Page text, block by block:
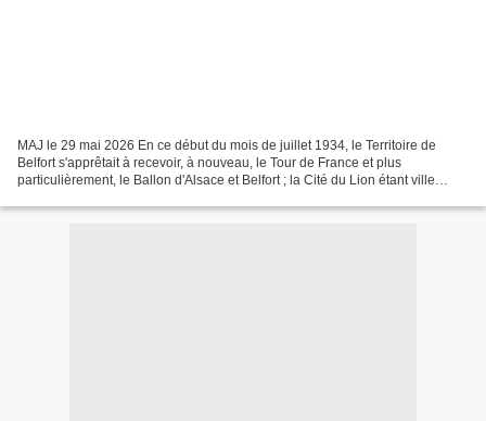
MAJ le 29 mai 2026 En ce début du mois de juillet 1934, le Territoire de
Belfort s'apprêtait à recevoir, à nouveau, le Tour de France et plus
particulièrement, le Ballon d'Alsace et Belfort ; la Cité du Lion étant ville